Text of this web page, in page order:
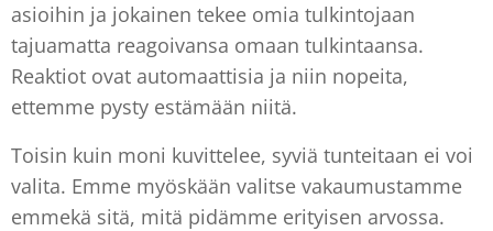
asioihin ja jokainen tekee omia tulkintojaan
tajuamatta reagoivansa omaan tulkintaansa.
Reaktiot ovat automaattisia ja niin nopeita,
ettemme pysty estämään niitä.
Toisin kuin moni kuvittelee, syviä tunteitaan ei voi
valita. Emme myöskään valitse vakaumustamme
emmekä sitä, mitä pidämme erityisen arvossa.